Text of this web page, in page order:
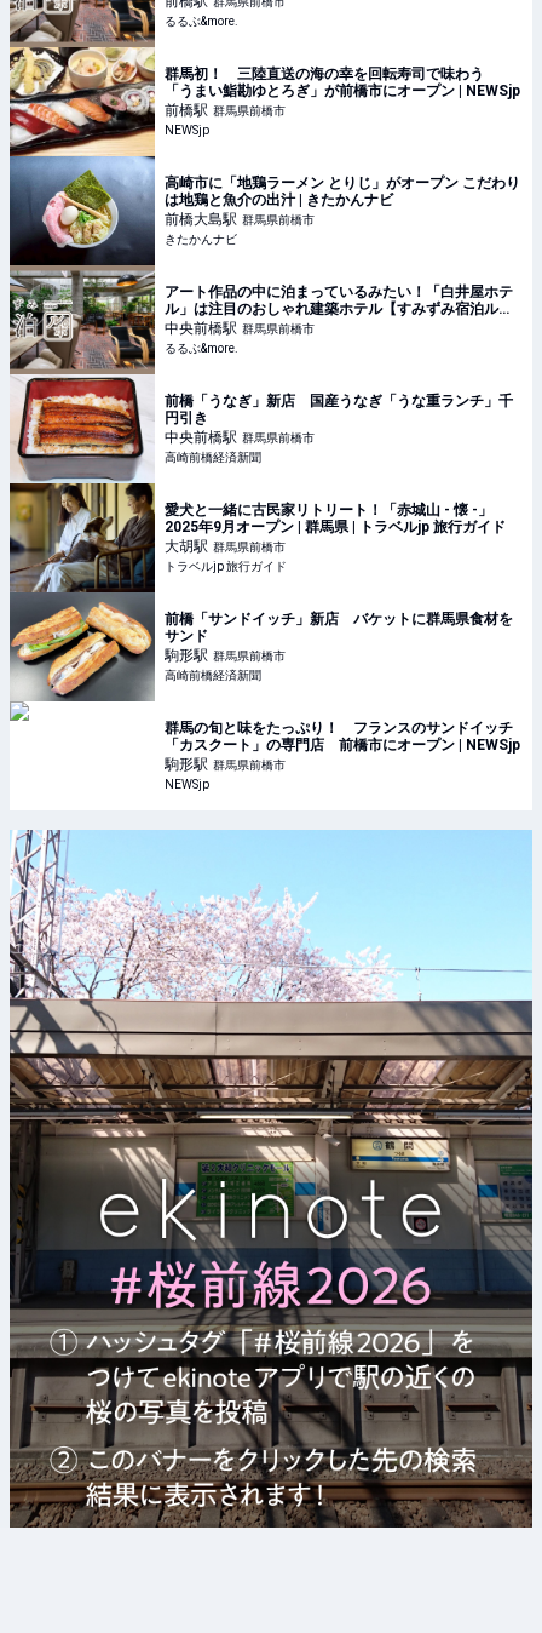
るるぶ&more.
群馬初！ 三陸直送の海の幸を回転寿司で味わう
「うまい鮨勘ゆとろぎ」が前橋市にオープン | NEWSjp
前橋駅 群馬県前橋市
NEWSjp
高崎市に「地鶏ラーメン とりじ」がオープン こだわり
は地鶏と魚介の出汁 | きたかんナビ
前橋大島駅 群馬県前橋市
きたかんナビ
アート作品の中に泊まっているみたい！「白井屋ホテ
ル」は注目のおしゃれ建築ホテル【すみずみ宿泊ル
ポ】｜るるぶ&more.
中央前橋駅 群馬県前橋市
るるぶ&more.
前橋「うなぎ」新店 国産うなぎ「うな重ランチ」千
円引き
中央前橋駅 群馬県前橋市
高崎前橋経済新聞
愛犬と一緒に古民家リトリート！「赤城山 - 懐 -」
2025年9月オープン | 群馬県 | トラベルjp 旅行ガイド
大胡駅 群馬県前橋市
トラベルjp 旅行ガイド
前橋「サンドイッチ」新店 バケットに群馬県食材を
サンド
駒形駅 群馬県前橋市
高崎前橋経済新聞
群馬の旬と味をたっぷり！ フランスのサンドイッチ
「カスクート」の専門店 前橋市にオープン | NEWSjp
駒形駅 群馬県前橋市
NEWSjp